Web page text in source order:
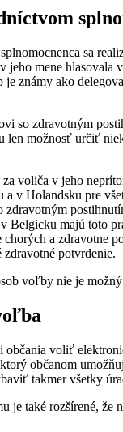
sa
jeho mene hlasovala
je známy ako
so zdravotným
len možnosť určiť
za voliča v jeho
a v Holandsku pre
Belgicku majú toto
a zdravotne
potvrdenie.
voľby nie je
občania voliť
občanom
takmer všetky
je také rozšírené, že